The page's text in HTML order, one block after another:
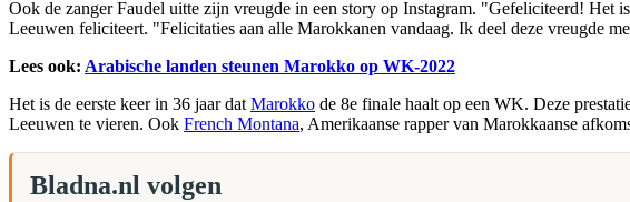
Ook de zanger Faudel uitte zijn vreugde in een story op Instagram. "Gefeliciteerd! Het
Leeuwen feliciteert. "Felicitaties aan alle Marokkanen vandaag. Ik deel deze vreugde
Lees ook: Arabische landen steunen Marokko op WK-2022
Het is de eerste keer in 36 jaar dat Marokko de 8e finale haalt op een WK. Deze
Leeuwen te vieren. Ook French Montana, Amerikaanse rapper van Marokkaanse
Bladna.nl volgen